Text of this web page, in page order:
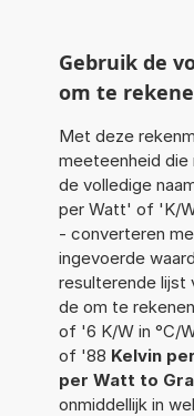
Gebruik de
om te
Met deze
meeteenheid
de volledige
per Watt' of 'K/
- converteren
ingevoerde
resulterende lijst
de om te
of '6 K/W in °C/
of '88 Kelvin
per Watt to
onmiddellijk in